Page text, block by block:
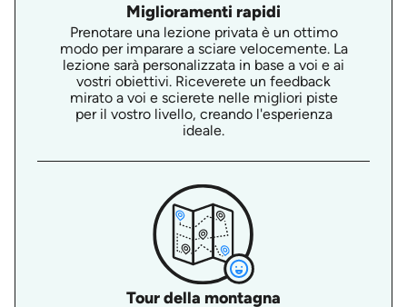
Miglioramenti rapidi
Prenotare una lezione privata è un ottimo
modo per imparare a sciare velocemente. La
lezione sarà personalizzata in base a voi e ai
vostri obiettivi. Riceverete un feedback
mirato a voi e scierete nelle migliori piste
per il vostro livello, creando l'esperienza
ideale.
Tour della montagna